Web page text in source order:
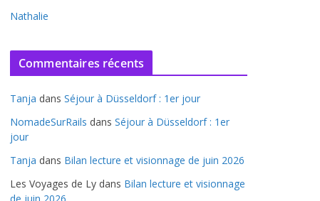
Nathalie
Commentaires récents
Tanja dans Séjour à Düsseldorf : 1er jour
NomadeSurRails dans Séjour à Düsseldorf : 1er
jour
Tanja dans Bilan lecture et visionnage de juin 2026
Les Voyages de Ly dans Bilan lecture et visionnage